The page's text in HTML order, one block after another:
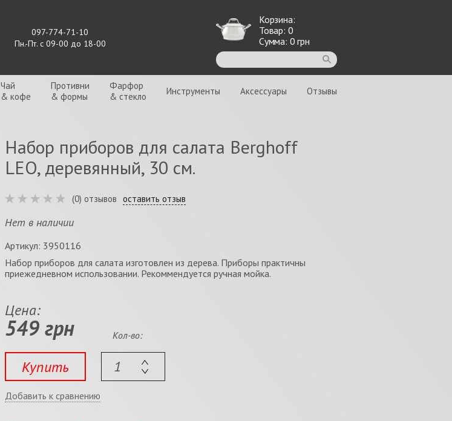
097-774-71-10
Пн.-Пт. с 09-00 до 18-00
Корзина:
Товар: 0
Сумма: 0 грн
Чай
& кофе
Противни
& формы
Фарфор
& стекло
Инструменты Аксессуары Отзывы
Набор приборов для салата Berghoff
LEO, деревянный, 30 см.
(0) отзывов оставить отзыв
Нет в наличии
Артикул: 3950116
Набор приборов для салата изготовлен из дерева. Приборы практичны
приежедневном использовании. Рекоммендуется ручная мойка.
Цена:
549 грн
Купить
Кол-во:
Добавить к сравнению